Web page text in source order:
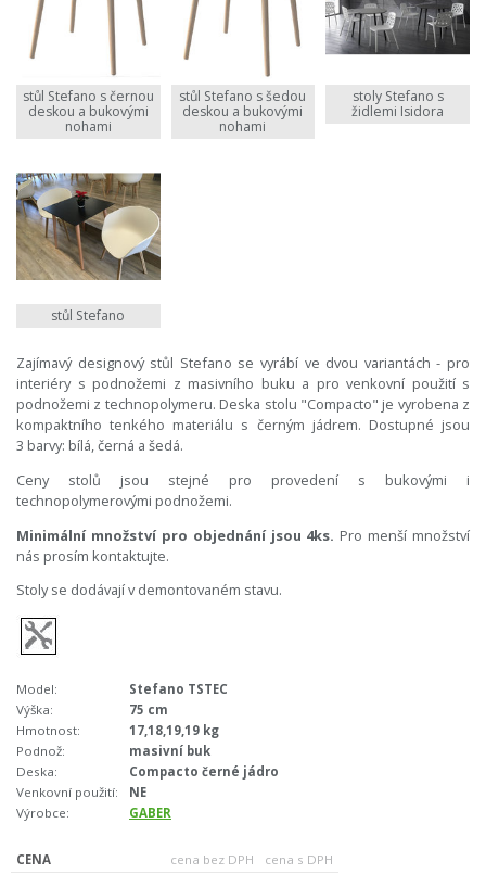
stůl Stefano s černou
deskou a bukovými
nohami
stůl Stefano s šedou
deskou a bukovými
nohami
stoly Stefano s
židlemi Isidora
stůl Stefano
Zajímavý designový stůl Stefano se vyrábí ve dvou variantách - pro
interiéry s podnožemi z masivního buku a pro venkovní použití s
podnožemi z technopolymeru. Deska stolu "Compacto" je vyrobena z
kompaktního tenkého materiálu s černým jádrem. Dostupné jsou
3 barvy: bílá, černá a šedá.
Ceny stolů jsou stejné pro provedení s bukovými i
technopolymerovými podnožemi.
Minimální množství pro objednání jsou 4ks. Pro menší množství
nás prosím kontaktujte.
Stoly se dodávají v demontovaném stavu.
Model:
Stefano TSTEC
Výška:
75 cm
Hmotnost:
17,18,19,19 kg
Podnož:
masivní buk
Deska:
Compacto černé jádro
Venkovní použití:
NE
Výrobce:
GABER
CENA cena bez DPH
cena s DPH